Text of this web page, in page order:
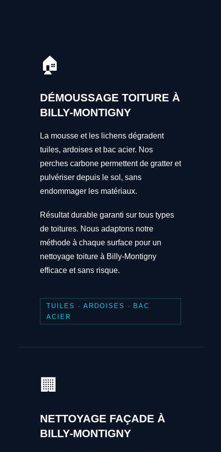
🏠
DÉMOUSSAGE TOITURE À
BILLY-MONTIGNY
La mousse et les lichens dégradent
tuiles, ardoises et bac acier. Nos
perches carbone permettent de gratter et
pulvériser depuis le sol, sans
endommager les matériaux.
Résultat durable garanti sur tous types
de toitures. Nous adaptons notre
méthode à chaque surface pour un
nettoyage toiture à Billy-Montigny
efficace et sans risque.
TUILES · ARDOISES · BAC
ACIER
🏢
NETTOYAGE FAÇADE À
BILLY-MONTIGNY